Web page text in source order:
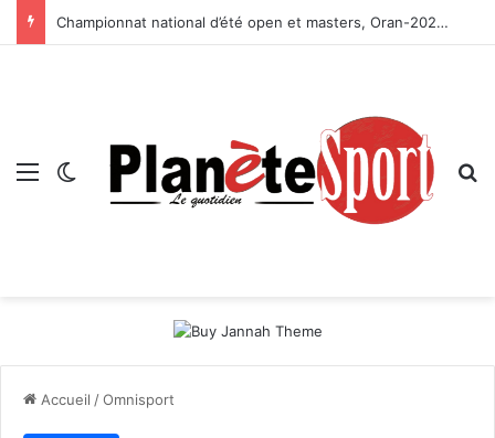
Championnat national d’été open et masters, Oran-2026 — Le CRB s’adjuge le titre
Menu Switch skin
Accueil /Omnisport